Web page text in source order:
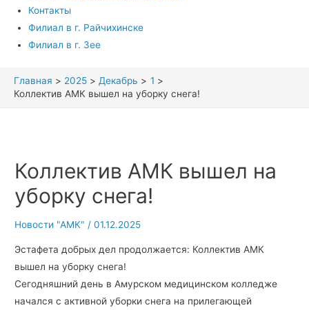
Контакты
Филиал в г. Райчихинске
Филиал в г. Зее
Главная 2025 Декабрь
1
Коллектив АМК вышел на уборку снега!
Коллектив АМК вышел на
уборку снега!
Новости "АМК" /01.12.2025
Эстафета добрых дел продолжается: Коллектив АМК
вышел на уборку снега!
Сегодняшний день в Амурском медицинском колледже
начался с активной уборки снега на прилегающей